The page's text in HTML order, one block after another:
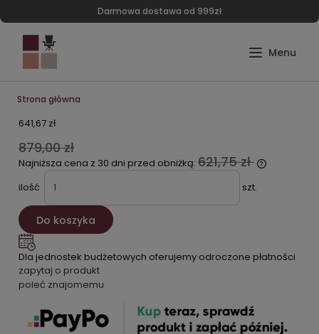
Darmowa dostawa od 999zł
Strona główna
641,67 zł
879,00 zł
Najniższa cena z 30 dni przed obniżką: 621,75 zł
ilość szt.
Do koszyka
Dla jednostek budżetowych oferujemy odroczone płatności
zapytaj o produkt
poleć znajomemu